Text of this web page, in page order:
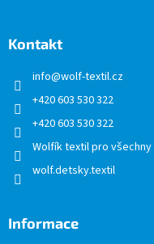
Kontakt
info@wolf-textil.cz
+420 603 530 322
+420 603 530 322
Wolfík textil pro všechny
wolf.detsky.textil
Informace